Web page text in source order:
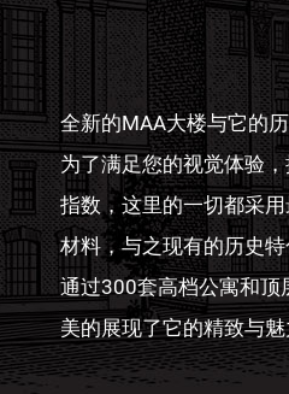
全新的MAA大楼与它的
为了满足您的视觉体验
指数，这里的一切都采
材料，与之现有的历史
通过300套高档公寓和顶
美的展现了它的精致与